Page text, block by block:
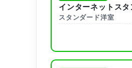
インターネットス
スタンダード洋室